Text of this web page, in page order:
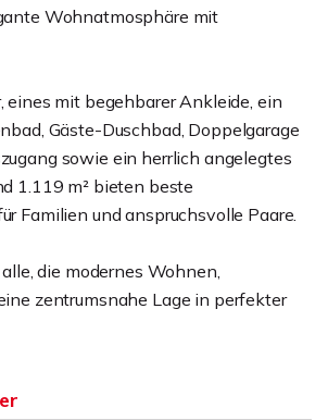
Wohnatmosphäre mit
eines mit begehbarer Ankleide, ein
Gäste-Duschbad, Doppelgarage
sowie ein herrlich angelegtes
1.119 m² bieten beste
Familien und anspruchsvolle Paare.
die modernes Wohnen,
zentrumsnahe Lage in perfekter